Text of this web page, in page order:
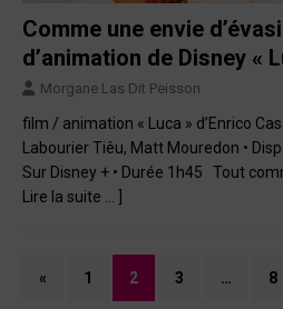
Comme une envie
d’animation de Disney «
Morgane Las Dit Peisson
film / animation « Luca » d’Enrico
Labourier Tiêu, Matt Mouredon •
Sur Disney + • Durée 1h45 Tout
Lire la suite … ]
« 1 2 3 … 8